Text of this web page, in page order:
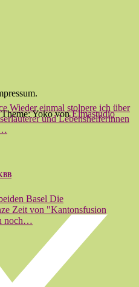
Theme: Yoko vonElmastudio
Wieder einmal stolpere ich über
und Lebenshelferinnen
Basel Die
Zeit von "Kantonsfusion
noch…